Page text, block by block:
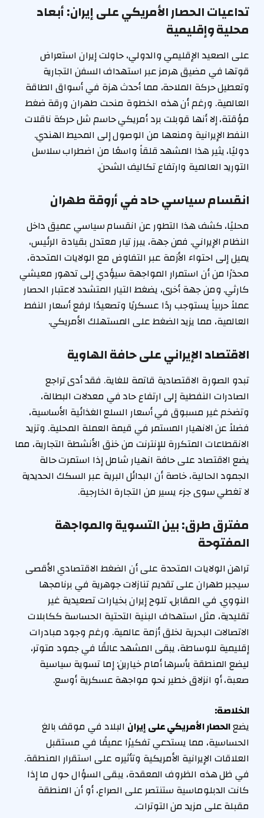
تداعيات الحصار الأمريكي على إيران: أبعاد
محلية وإقليمية
على الصعيد الإقليمي والدولي، حاولت إيران استعراض
قوتها في مضيق هرمز عبر استهداف السفن التجارية
وتعطيل حركة الملاحة، مما أحدث هزة في أسواق الطاقة
العالمية. ورغم أن هذه الخطوة منحت طهران ورقة ضغط
مؤقتة، إلا أنها قوبلت برد أمريكي حاسم شل حركة ناقلات
النفط الإيرانية ومنعها من الوصول إلى المحيط الهندي.
دوليًا، يثير هذا المشهد قلقاً واسعًا من اضطراب سلاسل
التوريد العالمية وارتفاع تكاليف الشحن.
انقسام سياسي حاد في أروقة طهران
محليًا، كشف هذا التطور عن انقسام سياسي عميق داخل
النظام الإيراني. فمن جهة، يبرز تيار معتدل بقيادة الرئيس،
يميل إلى احتواء الأزمة عبر التفاوض مع الولايات المتحدة،
محذرًا من أن استمرار المواجهة سيؤدي إلى تدهور معيشي
كارثي. ومن جهة أخرى، يضغط التيار المتشدد لاعتبار الحصار
عملاً حربياً يستوجب ردًا عسكريًا وتصعيدًا لرفع أسعار النفط
العالمية، مما يزيد الضغط على المستهلك الأمريكي.
الاقتصاد الإيراني على حافة الهاوية
تبدو الصورة الاقتصادية قاتمة للغاية. فقد أدى تراجع
الصادرات النفطية إلى ارتفاع حاد في معدلات البطالة،
وتضخم غير مسبوق في أسعار السلع الغذائية الأساسية،
فضلاً عن الانهيار المستمر في قيمة العملة المحلية. وتزيد
الانقطاعات المتكررة للإنترنت من خنق الأنشطة التجارية، مما
يضع الاقتصاد على حافة انهيار شامل إذا استمرت حالة
الجمود الحالية، خاصة أن البدائل البرية عبر السكك الحديدية
لا تغطي سوى جزء يسير من التجارة الخارجية.
مفترق طرق: بين التسوية والمواجهة
المفتوحة
تراهن الولايات المتحدة على أن الضغط الاقتصادي الأقصى
سيجبر طهران على تقديم تنازلات جوهرية في برنامجها
النووي. في المقابل، تلوح إيران بخيارات تصعيدية غير
تقليدية، مثل استهداف البنية التحتية الحساسة ككابلات
الاتصالات البحرية لخلق أزمة عالمية. ورغم وجود مبادرات
إقليمية للوساطة، يبقى المشهد عالقًا في جمود متوتر،
ليضع المنطقة بأسرها أمام خيارين: إما تسوية سياسية
صعبة، أو انزلاق خطير نحو مواجهة عسكرية أوسع.
الخلاصة:
يضعالحصار الأمريكي على إيران البلاد في موقف بالغ
الحساسية، مما يستدعي تفكيرًا عميقًا في مستقبل
العلاقات الإيرانية الأمريكية وتأثيره على استقرار المنطقة.
في ظل هذه الظروف المعقدة، يبقى السؤال حول ما إذا
كانت الدبلوماسية ستنتصر على الصراع، أو أن المنطقة
مقبلة على مزيد من التوترات.